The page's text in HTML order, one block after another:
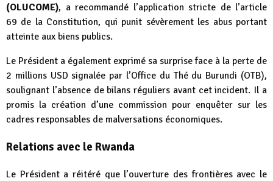
(OLUCOME), a recommandé l’application stricte de l’article
69 de la Constitution, qui punit sévèrement les abus portant
atteinte aux biens publics.
Le Président a également exprimé sa surprise face à la perte de
2 millions USD signalée par l’Office du Thé du Burundi (OTB),
soulignant l’absence de bilans réguliers avant cet incident. Il a
promis la création d’une commission pour enquêter sur les
cadres responsables de malversations économiques.
Relations avec le Rwanda
Le Président a réitéré que l’ouverture des frontières avec le